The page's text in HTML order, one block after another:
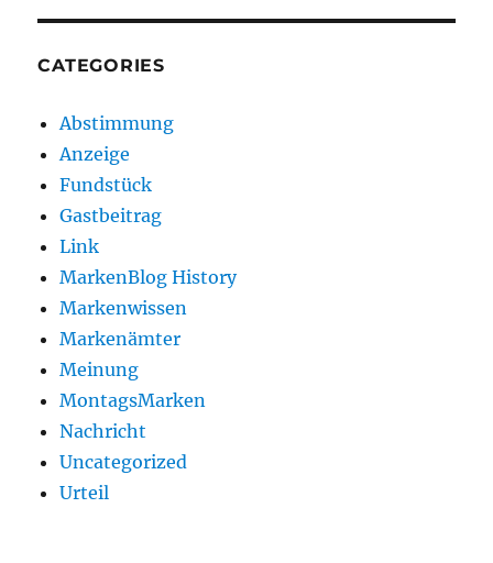
CATEGORIES
Abstimmung
Anzeige
Fundstück
Gastbeitrag
Link
MarkenBlog History
Markenwissen
Markenämter
Meinung
MontagsMarken
Nachricht
Uncategorized
Urteil